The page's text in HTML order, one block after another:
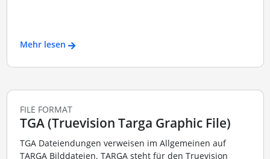
Mehr lesen
FILE FORMAT
TGA (Truevision Targa Graphic File)
TGA Dateiendungen verweisen im Allgemeinen auf
TARGA Bilddateien. TARGA steht für den Truevision